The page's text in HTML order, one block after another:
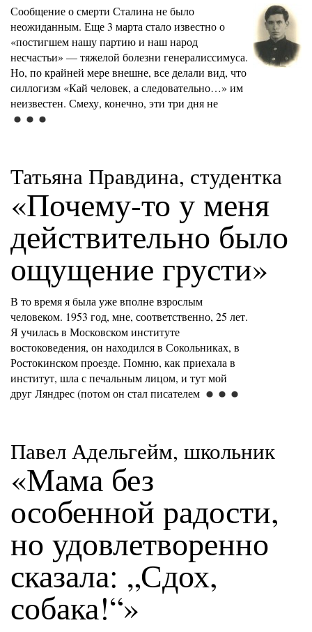
Сообщение о смерти Сталина не было
неожиданным. Еще 3 марта стало известно о
«постигшем нашу партию и наш народ
несчастьи» — тяжелой болезни генералиссимуса.
Но, по крайней мере внешне, все делали вид, что
силлогизм «Кай человек, а следовательно…» им
неизвестен. Смеху, конечно, эти три дня не
Татьяна Правдина, студентка
«Почему-то у меня
действительно было
ощущение грусти»
В то время я была уже вполне взрослым
человеком. 1953 год, мне, соответственно, 25 лет.
Я училась в Московском институте
востоковедения, он находился в Сокольниках, в
Ростокинском проезде. Помню, как приехала в
институт, шла с печальным лицом, и тут мой
друг Ляндрес (потом он стал писателем
Павел Адельгейм, школьник
«Мама без
особенной радости,
но удовлетворенно
сказала: „Сдох,
собака!“»